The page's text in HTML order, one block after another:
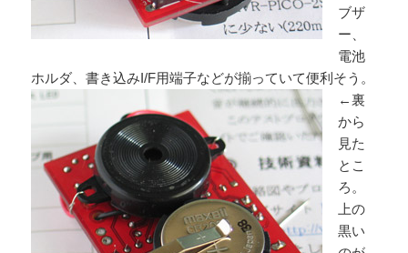
ブザ
ー、
電池
ホルダ、書き込みI/F用端子などが揃っていて便利そう。
←裏
から
見た
とこ
ろ。
上の
黒い